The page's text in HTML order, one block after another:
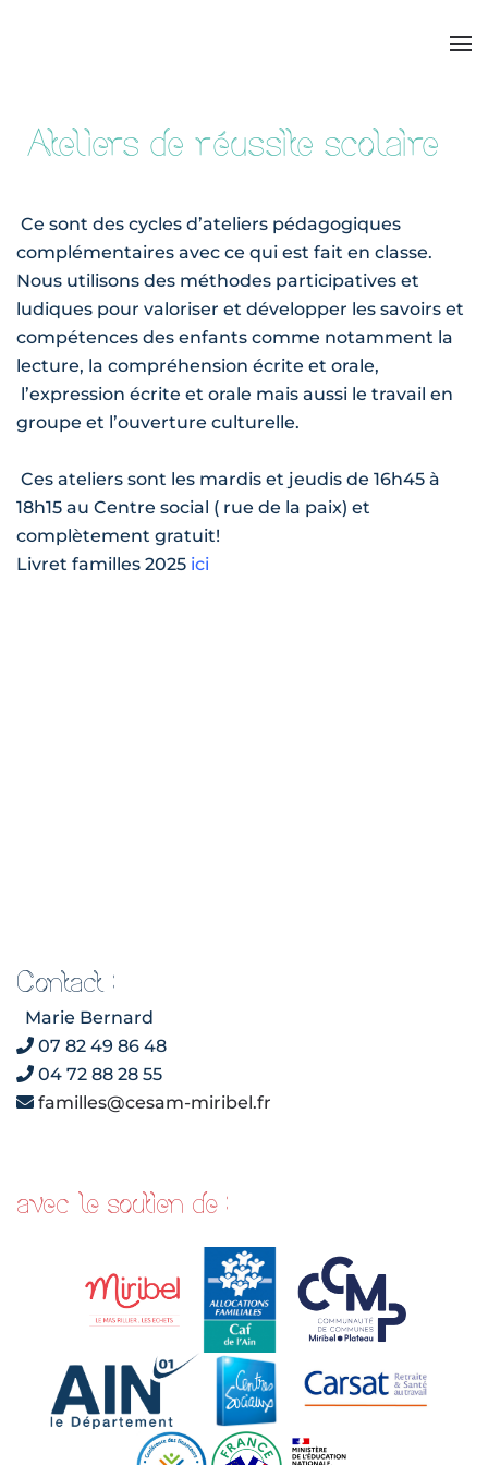
Ateliers de réussite scolaire
Ce sont des cycles d’ateliers pédagogiques
complémentaires avec ce qui est fait en classe.
Nous utilisons des méthodes participatives et
ludiques pour valoriser et développer les savoirs et
compétences des enfants comme notamment la
lecture, la compréhension écrite et orale,
l’expression écrite et orale mais aussi le travail en
groupe et l’ouverture culturelle.
Ces ateliers sont les mardis et jeudis de 16h45 à
18h15 au Centre social ( rue de la paix) et
complètement gratuit!
Livret familles 2025 ici
Contact :
Marie Bernard
07 82 49 86 48
04 72 88 28 55
familles@cesam-miribel.fr
avec le soutien de :